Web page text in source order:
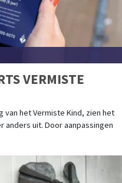
VERMISTE
van het Vermiste Kind, zien het
anders uit. Door aanpassingen